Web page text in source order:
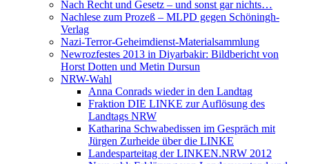
Nach Recht und Gesetz – und sonst gar nichts…
Nachlese zum Prozeß – MLPD gegen Schöningh-
Verlag
Nazi-Terror-Geheimdienst-Materialsammlung
Newrozfestes 2013 in Diyarbakir: Bildbericht von
Horst Dotten und Metin Dursun
NRW-Wahl
Anna Conrads wieder in den Landtag
Fraktion DIE LINKE zur Auflösung des
Landtags NRW
Katharina Schwabedissen im Gespräch mit
Jürgen Zurheide über die LINKE
Landesparteitag der LINKEN.NRW 2012